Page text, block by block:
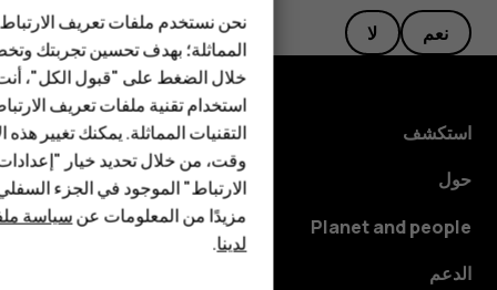
الهواتف الذكية
الهواتف المميزة
HMD Terra M
HMD DUB
HMD Watch
للأعمال
نعم لا
استكشف
حول
Planet and people
الدعم
نحن نستخدم ملفات تعريف
المماثلة؛ بهدف تحسين تجربتك
خلال الضغط على "قبول الكل"،
استخدام تقنية ملفات تعريف
التقنيات المماثلة. يمكنك تغيير
وقت، من خلال تحديد خيار
الارتباط" الموجود في الجزء
مزيدًا من المعلومات عنسياسة
لدينا.